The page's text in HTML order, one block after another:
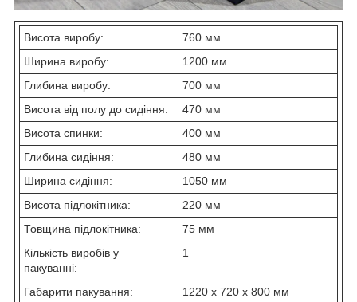
Висота виробу:
760 мм
Ширина виробу:
1200 мм
Глибина виробу:
700 мм
Висота від полу до сидіння:
470 мм
Висота спинки:
400 мм
Глибина сидіння:
480 мм
Ширина сидіння:
1050 мм
Висота підлокітника:
220 мм
Товщина підлокітника:
75 мм
Кількість виробів у
пакуванні:
1
Габарити пакування:
1220 x 720 x 800 мм